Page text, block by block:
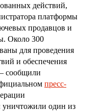
действий,
платформы
продавцов и
Около 300
для проведения
и обеспечения
сообщили
пресс-
уничтожили один из